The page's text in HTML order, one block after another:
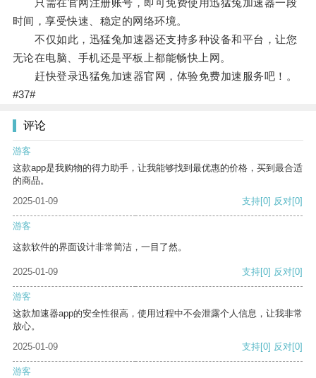
只需在官网注册账号，即可免费使用迅猛兔加速器一段
时间，享受快速、稳定的网络环境。
不仅如此，迅猛兔加速器还支持多种设备和平台，让您
无论在电脑、手机还是平板上都能畅快上网。
赶快登录迅猛兔加速器官网，体验免费加速服务吧！。
#37#
评论
游客
这款app是我购物的得力助手，让我能够找到最优惠的价格，买到最合适
的商品。
2025-01-09
支持[0] 反对[0]
游客
这款软件的界面设计非常简洁，一目了然。
2025-01-09 支持[0] 反对[0]
游客
这款加速器app的安全性很高，使用过程中不会泄露个人信息，让我非常
放心。
2025-01-09
支持[0] 反对[0]
游客